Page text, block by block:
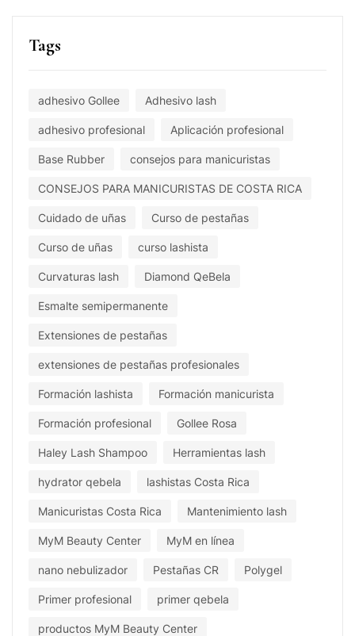
Tags
adhesivo Gollee Adhesivo lash
adhesivo profesional Aplicación profesional
Base Rubber consejos para manicuristas
CONSEJOS PARA MANICURISTAS DE COSTA RICA
Cuidado de uñas Curso de pestañas
Curso de uñas curso lashista
Curvaturas lash Diamond QeBela
Esmalte semipermanente
Extensiones de pestañas
extensiones de pestañas profesionales
Formación lashista Formación manicurista
Formación profesional Gollee Rosa
Haley Lash Shampoo Herramientas lash
hydrator qebela lashistas Costa Rica
Manicuristas Costa Rica Mantenimiento lash
MyM Beauty Center MyM en línea
nano nebulizador Pestañas CR Polygel
Primer profesional primer qebela
productos MyM Beauty Center